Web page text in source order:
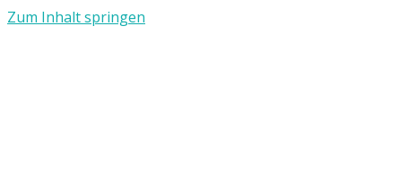
Zum Inhalt springen